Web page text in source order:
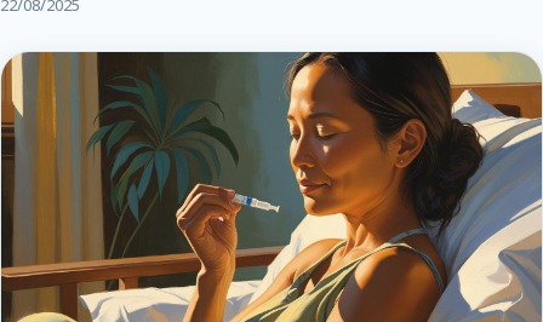
22/08/2025